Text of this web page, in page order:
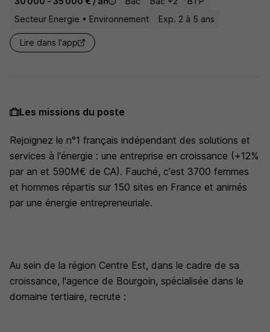
Secteur Energie • Environnement
Exp. 2 à 5 ans
Lire dans l'app
Les missions du poste
Rejoignez le n°1 français indépendant des solutions et
services à l'énergie : une entreprise en croissance (+12%
par an et 590M€ de CA). Fauché, c'est 3700 femmes
et hommes répartis sur 150 sites en France et animés
par une énergie entrepreneuriale.
Au sein de la région Centre Est, dans le cadre de sa
croissance, l'agence de Bourgoin, spécialisée dans le
domaine tertiaire, recrute :